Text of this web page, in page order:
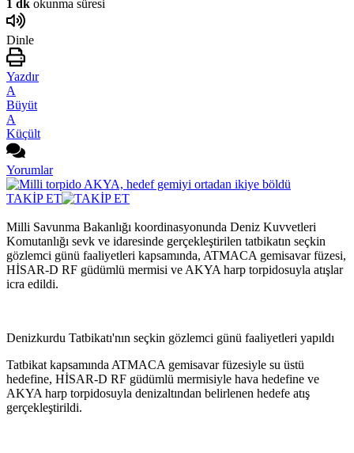
1 dk okunma süresi
Dinle
Yazdır
A
Büyüt
A
Küçült
Yorumlar
TAKİP ET
Milli Savunma Bakanlığı koordinasyonunda Deniz Kuvvetleri
Komutanlığı sevk ve idaresinde gerçekleştirilen tatbikatın seçkin
gözlemci günü faaliyetleri kapsamında, ATMACA gemisavar füzesi,
HİSAR-D RF güdümlü mermisi ve AKYA harp torpidosuyla atışlar
icra edildi.
Denizkurdu Tatbikatı'nın seçkin gözlemci günü faaliyetleri yapıldı
Tatbikat kapsamında ATMACA gemisavar füzesiyle su üstü
hedefine, HİSAR-D RF güdümlü mermisiyle hava hedefine ve
AKYA harp torpidosuyla denizaltından belirlenen hedefe atış
gerçekleştirildi.